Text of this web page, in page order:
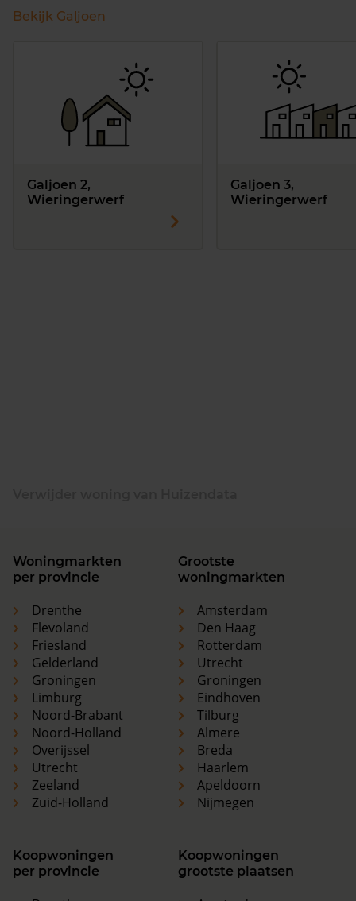
Bekijk Galjoen
Galjoen 2,
Wieringerwerf
Galjoen 3,
Wieringerwerf
Woningmarkten
per provincie
Drenthe
Flevoland
Friesland
Gelderland
Groningen
Limburg
Noord-Brabant
Noord-Holland
Overijssel
Utrecht
Zeeland
Zuid-Holland
Grootste
woningmarkten
Amsterdam
Den Haag
Rotterdam
Utrecht
Groningen
Eindhoven
Tilburg
Almere
Breda
Haarlem
Apeldoorn
Nijmegen
Koopwoningen
per provincie
Koopwoningen
grootste plaatsen